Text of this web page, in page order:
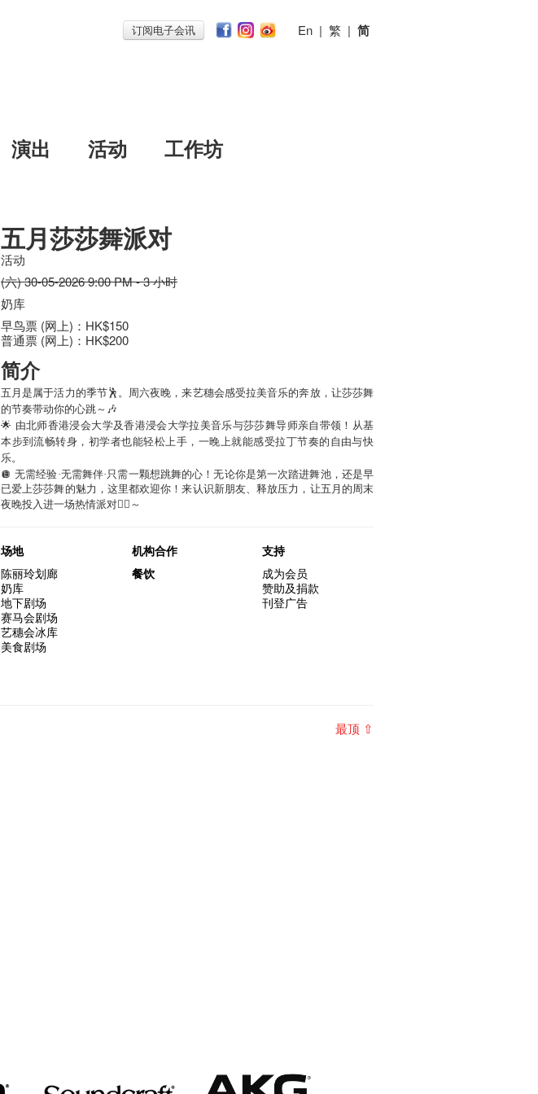
订阅电子会讯 En | 繁 | 简
演出 活动
工作坊
五月莎莎舞派对
活动
(六) 30-05-2026 9:00 PM - 3 小时
奶库
早鸟票 (网上)：HK$150
普通票 (网上)：HK$200
简介
五月是属于活力的季节🕺。周六夜晚，来艺穗会感受拉美音乐的奔放，让莎莎舞
的节奏带动你的心跳～🎶
🌟 由北师香港浸会大学及香港浸会大学拉美音乐与莎莎舞导师亲自带领！从基
本步到流畅转身，初学者也能轻松上手，一晚上就能感受拉丁节奏的自由与快
乐。
🪩 无需经验·无需舞伴·只需一颗想跳舞的心！无论你是第一次踏进舞池，还是早
已爱上莎莎舞的魅力，这里都欢迎你！来认识新朋友、释放压力，让五月的周末
夜晚投入进一场热情派对❤️‍🔥 ～
场地
陈丽玲划廊
奶库
地下剧场
赛马会剧场
艺穗会冰库
美食剧场
机构合作
餐饮
支持
成为会员
赞助及捐款
刊登广告
最顶 ⇧